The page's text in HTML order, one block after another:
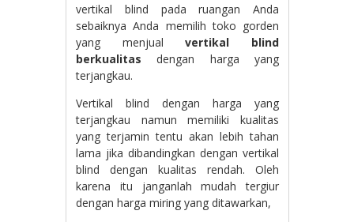
vertikal blind pada ruangan Anda
sebaiknya Anda memilih toko gorden
yang menjualvertikal blind
berkualitasdengan harga yang
terjangkau.
Vertikal blind dengan harga yang
terjangkau namun memiliki kualitas
yang terjamin tentu akan lebih tahan
lama jika dibandingkan dengan vertikal
blind dengan kualitas rendah. Oleh
karena itu janganlah mudah tergiur
dengan harga miring yang ditawarkan,